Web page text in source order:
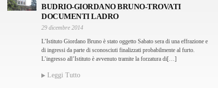
BUDRIO-GIORDANO BRUNO-TROVATI
DOCUMENTI LADRO
29 dicembre 2014
L’Istituto Giordano Bruno è stato oggetto Sabato sera di una effrazione e
di ingressi da parte di sconosciuti finalizzati probabilmente al furto.
L’ingresso all’Istituto è avvenuto tramite la forzatura di[…]
Leggi Tutto